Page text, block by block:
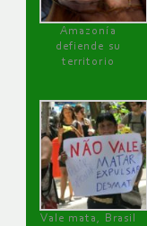
Amazonía
defiende su
territorio
Vale mata, Brasil